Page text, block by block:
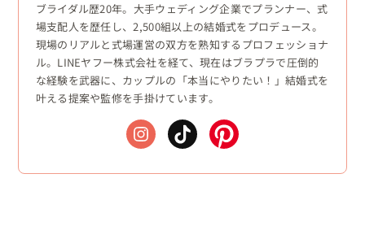
ブライダル歴20年。大手ウェディング企業でプランナー、式
場支配人を歴任し、2,500組以上の結婚式をプロデュース。
現場のリアルと式場運営の双方を熟知するプロフェッショナ
ル。LINEヤフー株式会社を経て、現在はブラプラで圧倒的
な経験を武器に、カップルの「本当にやりたい！」結婚式を
叶える提案や監修を手掛けています。